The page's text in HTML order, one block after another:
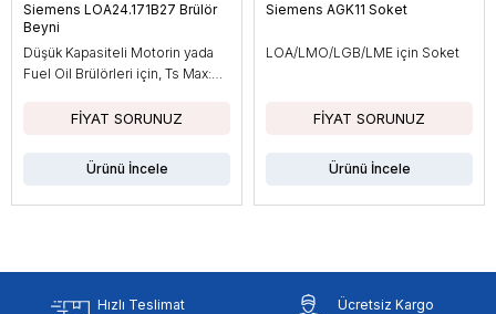
Siemens LOA24.171B27 Brülör
Beyni
Düşük Kapasiteli Motorin yada
Fuel Oil Brülörleri için, Ts Max:
Ürünü İncele
Siemens AGK11 Soket
LOA/LMO/LGB/LME için Soket
Ürünü İncele
Hızlı Teslimat Ücretsiz Kargo